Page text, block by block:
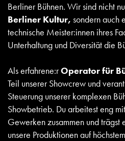
Berliner Bühnen. Wir sind nicht
Berliner Kultur, sondern auch
technische Meister:innen ihres
Unterhaltung und Diversität die
Als erfahrene:rOperator für
Teil unserer Showcrew und
Steuerung unserer komplexen
Showbetrieb. Du arbeitest eng
Gewerken zusammen und trägst
unsere Produktionen auf